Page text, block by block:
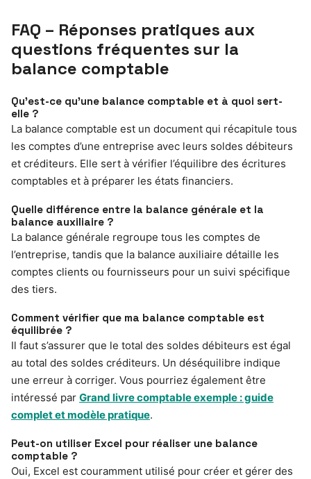
FAQ – Réponses pratiques aux
questions fréquentes sur la
balance comptable
Qu’est-ce qu’une balance comptable et à quoi sert-
elle ?
La balance comptable est un document qui récapitule tous
les comptes d’une entreprise avec leurs soldes débiteurs
et créditeurs. Elle sert à vérifier l’équilibre des écritures
comptables et à préparer les états financiers.
Quelle différence entre la balance générale et la
balance auxiliaire ?
La balance générale regroupe tous les comptes de
l’entreprise, tandis que la balance auxiliaire détaille les
comptes clients ou fournisseurs pour un suivi spécifique
des tiers.
Comment vérifier que ma balance comptable est
équilibrée ?
Il faut s’assurer que le total des soldes débiteurs est égal
au total des soldes créditeurs. Un déséquilibre indique
une erreur à corriger. Vous pourriez également être
intéressé par Grand livre comptable exemple : guide
complet et modèle pratique.
Peut-on utiliser Excel pour réaliser une balance
comptable ?
Oui, Excel est couramment utilisé pour créer et gérer des